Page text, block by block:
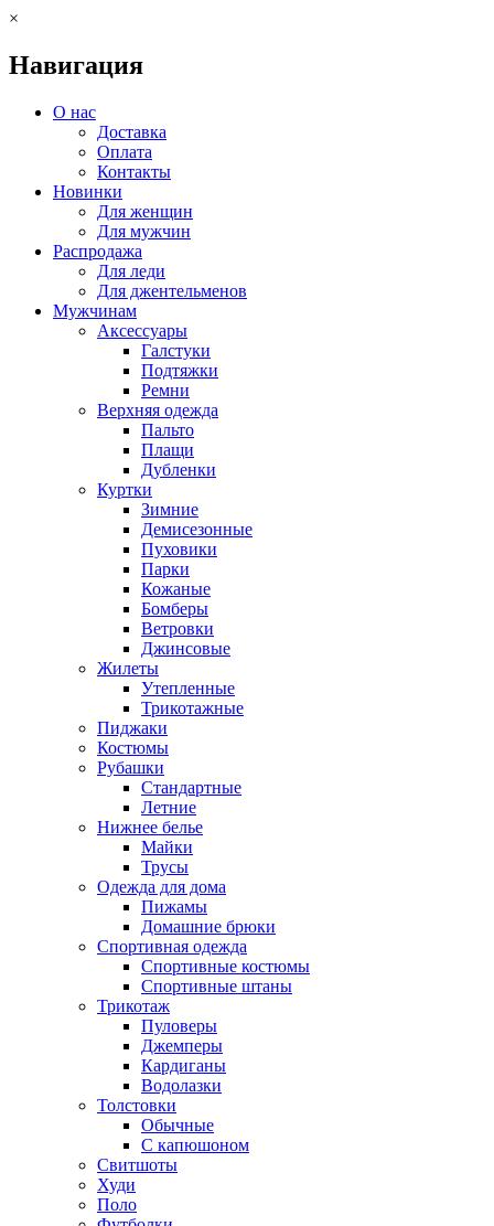
×
Навигация
О нас
Доставка
Оплата
Контакты
Новинки
Для женщин
Для мужчин
Распродажа
Для леди
Для джентельменов
Мужчинам
Аксессуары
Галстуки
Подтяжки
Ремни
Верхняя одежда
Пальто
Плащи
Дубленки
Куртки
Зимние
Демисезонные
Пуховики
Парки
Кожаные
Бомберы
Ветровки
Джинсовые
Жилеты
Утепленные
Трикотажные
Пиджаки
Костюмы
Рубашки
Стандартные
Летние
Нижнее белье
Майки
Трусы
Одежда для дома
Пижамы
Домашние брюки
Спортивная одежда
Спортивные костюмы
Спортивные штаны
Трикотаж
Пуловеры
Джемперы
Кардиганы
Водолазки
Толстовки
Обычные
С капюшоном
Свитшоты
Худи
Поло